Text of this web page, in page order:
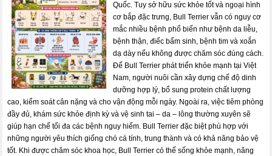
Quốc. Tuy sở hữu sức khỏe tốt và ngoại hình
cơ bắp đặc trưng, Bull Terrier vẫn có nguy cơ
mắc nhiều bệnh phổ biến như bệnh da liễu,
bệnh thận, điếc bẩm sinh, bệnh tim và xoắn
dạ dày nếu không được chăm sóc đúng cách.
Để Bull Terrier phát triển khỏe mạnh tại Việt
Nam, người nuôi cần xây dựng chế độ dinh
dưỡng hợp lý, bổ sung protein chất lượng
cao, kiểm soát cân nặng và cho vận động mỗi ngày. Ngoài ra, việc tiêm phòng
đầy đủ, khám sức khỏe định kỳ và vệ sinh tai – da – lông thường xuyên sẽ
giúp hạn chế tối đa các bệnh nguy hiểm. Bull Terrier đặc biệt phù hợp với
những người yêu thích giống chó cá tính, trung thành và có khả năng bảo vệ
tốt. Khi được chăm sóc khoa học, Bull Terrier có thể sống khỏe mạnh, năng